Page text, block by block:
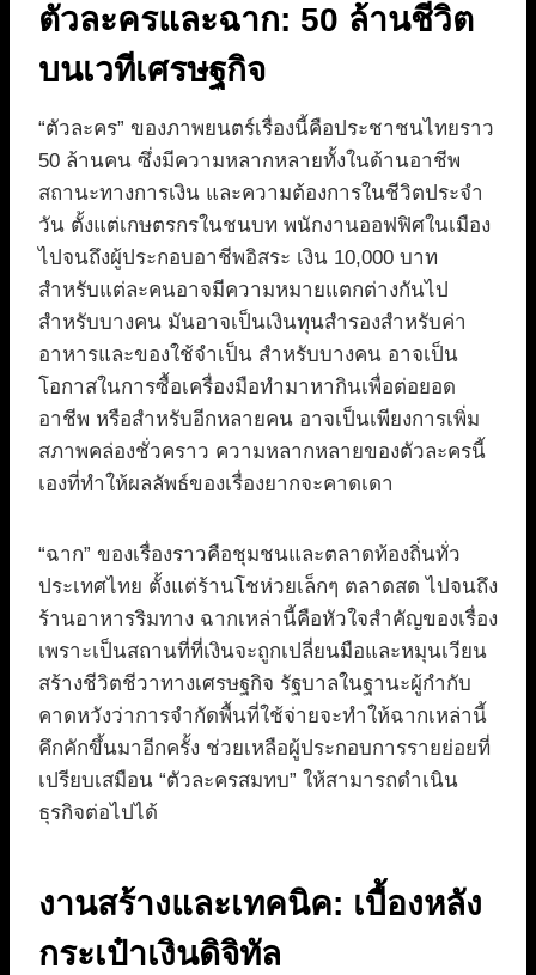
ตัวละครและฉาก: 50 ล้านชีวิต
บนเวทีเศรษฐกิจ
“ตัวละคร” ของภาพยนตร์เรื่องนี้คือประชาชนไทยราว
50 ล้านคน ซึ่งมีความหลากหลายทั้งในด้านอาชีพ
สถานะทางการเงิน และความต้องการในชีวิตประจำ
วัน ตั้งแต่เกษตรกรในชนบท พนักงานออฟฟิศในเมือง
ไปจนถึงผู้ประกอบอาชีพอิสระ เงิน 10,000 บาท
สำหรับแต่ละคนอาจมีความหมายแตกต่างกันไป
สำหรับบางคน มันอาจเป็นเงินทุนสำรองสำหรับค่า
อาหารและของใช้จำเป็น สำหรับบางคน อาจเป็น
โอกาสในการซื้อเครื่องมือทำมาหากินเพื่อต่อยอด
อาชีพ หรือสำหรับอีกหลายคน อาจเป็นเพียงการเพิ่ม
สภาพคล่องชั่วคราว ความหลากหลายของตัวละครนี้
เองที่ทำให้ผลลัพธ์ของเรื่องยากจะคาดเดา
“ฉาก” ของเรื่องราวคือชุมชนและตลาดท้องถิ่นทั่ว
ประเทศไทย ตั้งแต่ร้านโชห่วยเล็กๆ ตลาดสด ไปจนถึง
ร้านอาหารริมทาง ฉากเหล่านี้คือหัวใจสำคัญของเรื่อง
เพราะเป็นสถานที่ที่เงินจะถูกเปลี่ยนมือและหมุนเวียน
สร้างชีวิตชีวาทางเศรษฐกิจ รัฐบาลในฐานะผู้กำกับ
คาดหวังว่าการจำกัดพื้นที่ใช้จ่ายจะทำให้ฉากเหล่านี้
คึกคักขึ้นมาอีกครั้ง ช่วยเหลือผู้ประกอบการรายย่อยที่
เปรียบเสมือน “ตัวละครสมทบ” ให้สามารถดำเนิน
ธุรกิจต่อไปได้
งานสร้างและเทคนิค: เบื้องหลัง
กระเป๋าเงินดิจิทัล